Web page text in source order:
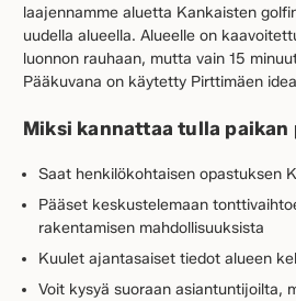
laajennamme aluetta Kankaisten
uudella alueella. Alueelle on
luonnon rauhaan, mutta vain 15
Pääkuvana on käytetty Pirttimäen
Miksi kannattaa tulla paikan
Saat henkilökohtaisen opastuksen
Pääset keskustelemaan
rakentamisen mahdollisuuksista
Kuulet ajantasaiset tiedot alueen
Voit kysyä suoraan asiantuntijoilta,